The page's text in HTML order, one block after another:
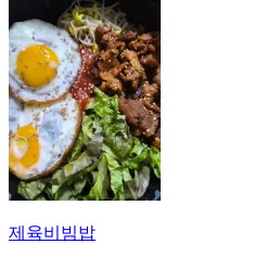
제육비빔밥